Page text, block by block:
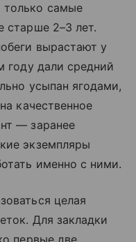
самые
старше 2–3 лет.
вырастают у
году дали средний
усыпан ягодами,
качественное
— заранее
экземпляры
именно с ними.
целая
Для закладки
первые две,